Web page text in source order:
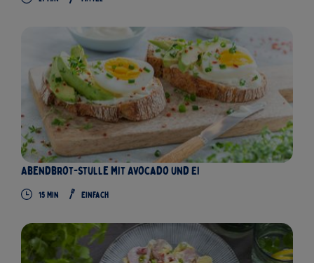
Abendbrot-Stulle mit Avocado und Ei
15Min Einfach